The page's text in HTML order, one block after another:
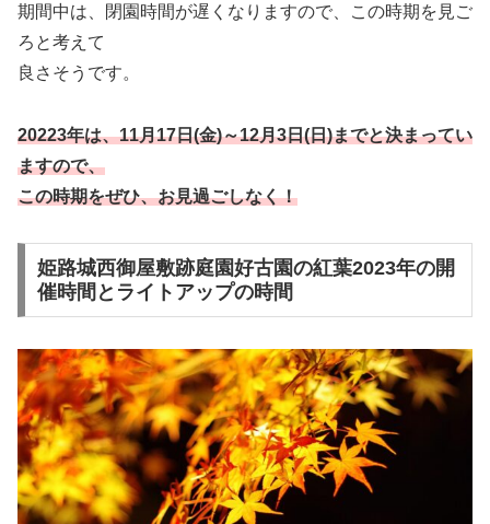
期間中は、閉園時間が遅くなりますので、この時期を見ご
ろと考えて
良さそうです。
20223年は、11月17日(金)～12月3日(日)までと決まってい
ますので、
この時期をぜひ、お見過ごしなく！
姫路城西御屋敷跡庭園好古園の紅葉2023年の開
催時間とライトアップの時間